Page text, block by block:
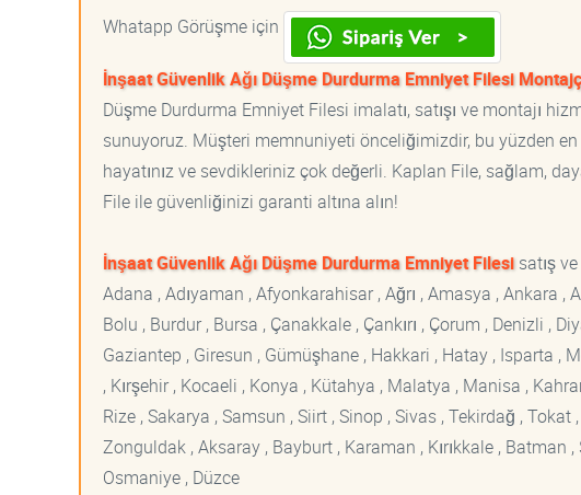
Whatapp Görüşme için
İnşaat Güvenlik Ağı Düşme Durdurma Emniyet Filesi
Düşme Durdurma Emniyet Filesi imalatı, satışı ve montajı
sunuyoruz. Müşteri memnuniyeti önceliğimizdir, bu yüzden
hayatınız ve sevdikleriniz çok değerli. Kaplan File, sağlam,
File ile güvenliğinizi garanti altına alın!
İnşaat Güvenlik Ağı Düşme Durdurma Emniyet Filesisatış ve
Adana , Adıyaman , Afyonkarahisar , Ağrı , Amasya , Ankara ,
Bolu , Burdur , Bursa , Çanakkale , Çankırı , Çorum , Denizli ,
Gaziantep , Giresun , Gümüşhane , Hakkari , Hatay , Isparta ,
, Kırşehir , Kocaeli , Konya , Kütahya , Malatya , Manisa ,
Rize , Sakarya , Samsun , Siirt , Sinop , Sivas , Tekirdağ ,
Zonguldak , Aksaray , Bayburt , Karaman , Kırıkkale , Batman
Osmaniye , Düzce